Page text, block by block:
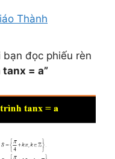
Thành
bạn đọc phiếu rèn
= a”